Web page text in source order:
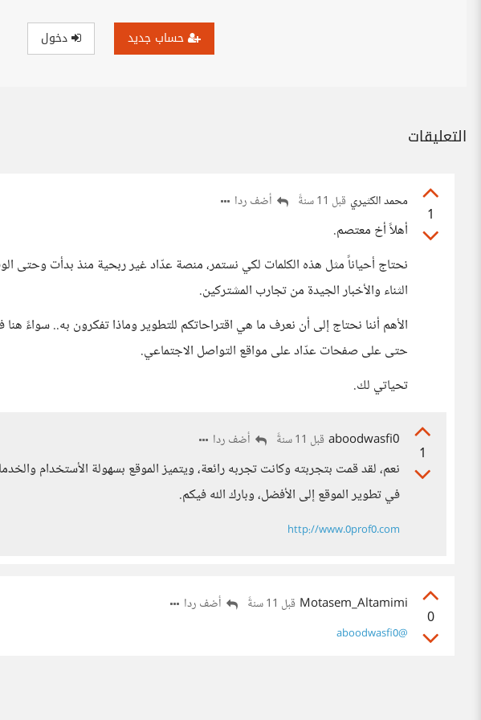
حساب جديد دخول
التعليقات
1
محمد الكثيري قبل 11 سنةً أضف ردا
أهلاً أخ معتصم.
نحتاج أحياناً مثل هذه الكلمات لكي نستمر، منصة عدّاد غير ربحية منذ بدأت وحتى
الثناء والأخبار الجيدة من تجارب المشتركين.
حتى على صفحات عدّاد على مواقع التواصل الاجتماعي.
تحياتي لك.
1
aboodwasfi0 قبل 11 سنةً أضف ردا
نعم، لقد قمت بتجربته وكانت تجربه رائعة، ويتميز الموقع بسهولة الأستخدام
في تطوير الموقع إلى الأفضل، وبارك الله فيكم.
http://www.0prof0.com
0
Motasem_Altamimi قبل 11 سنةً أضف ردا
@aboodwasfi0